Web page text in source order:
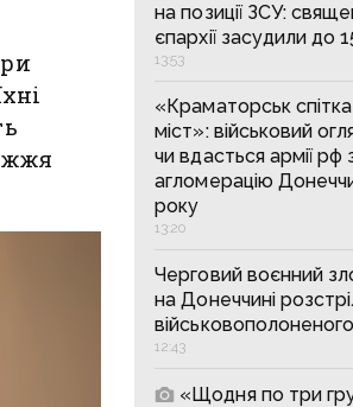
на позиції ЗСУ:
єпархії засудили до
13:53
«Краматорськ
міст»: військовий
чи вдасться армії
агломерацію
року
13:20
Черговий воєнний
на Донеччині
військовополоненого
12:43
«Щодня по три